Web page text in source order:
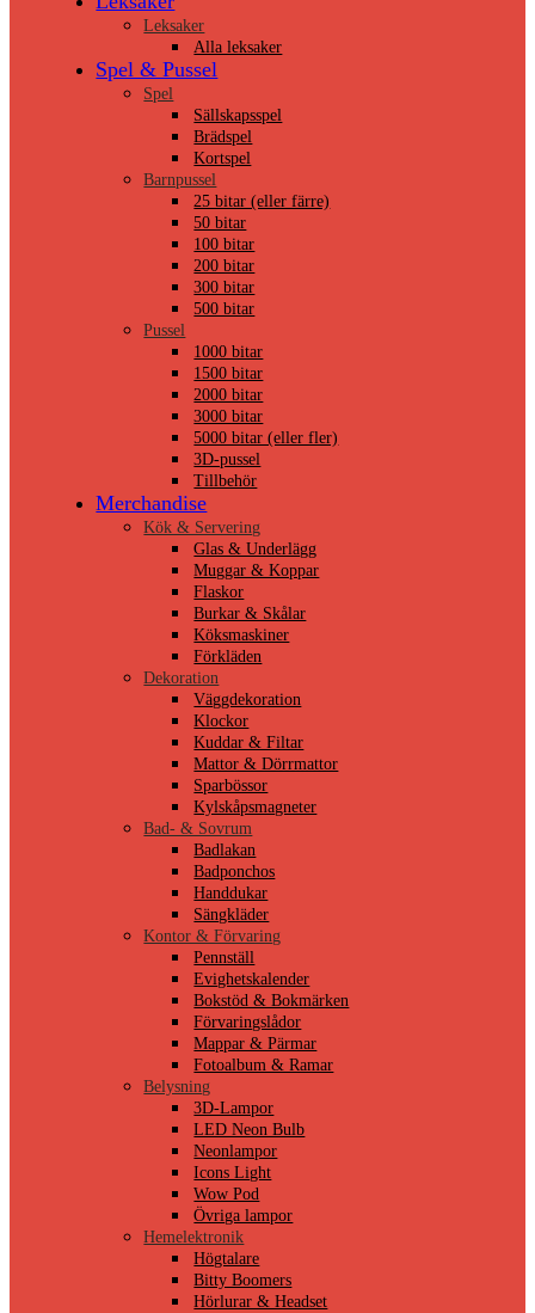
Leksaker
Alla leksaker
Spel & Pussel
Spel
Sällskapsspel
Brädspel
Kortspel
Barnpussel
25 bitar (eller färre)
50 bitar
100 bitar
200 bitar
300 bitar
500 bitar
Pussel
1000 bitar
1500 bitar
2000 bitar
3000 bitar
5000 bitar (eller fler)
3D-pussel
Tillbehör
Merchandise
Kök & Servering
Glas & Underlägg
Muggar & Koppar
Flaskor
Burkar & Skålar
Köksmaskiner
Förkläden
Dekoration
Väggdekoration
Klockor
Kuddar & Filtar
Mattor & Dörrmattor
Sparbössor
Kylskåpsmagneter
Bad- & Sovrum
Badlakan
Badponchos
Handdukar
Sängkläder
Kontor & Förvaring
Pennställ
Evighetskalender
Bokstöd & Bokmärken
Förvaringslådor
Mappar & Pärmar
Fotoalbum & Ramar
Belysning
3D-Lampor
LED Neon Bulb
Neonlampor
Icons Light
Wow Pod
Övriga lampor
Hemelektronik
Högtalare
Bitty Boomers
Hörlurar & Headset